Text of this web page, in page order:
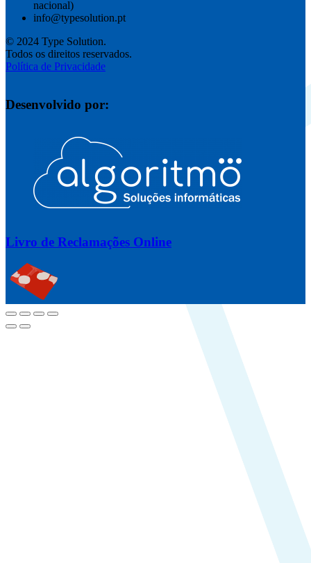
nacional)
info@typesolution.pt
© 2024 Type Solution.
Todos os direitos reservados.
Política de Privacidade
Desenvolvido por:
Livro de Reclamações Online